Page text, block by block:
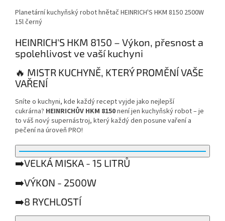
Planetární kuchyňský robot hnětač HEINRICH'S HKM 8150 2500W
15l černý
HEINRICH'S HKM 8150 – Výkon, přesnost a
spolehlivost ve vaší kuchyni
🔥 MISTR KUCHYNĚ, KTERÝ PROMĚNÍ VAŠE
VAŘENÍ
Sníte o kuchyni, kde každý recept vyjde jako nejlepší
cukrárna? HEINRICHŮV HKM 8150není jen kuchyňský robot – je
to váš nový supernástroj, který každý den posune vaření a
pečení na úroveň PRO!
➡️VELKÁ MISKA - 15 LITRŮ
➡️VÝKON - 2500W
➡️8 RYCHLOSTÍ